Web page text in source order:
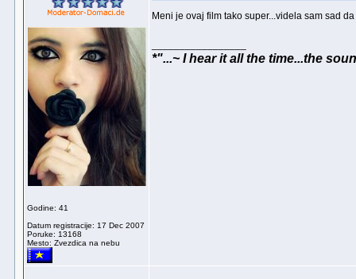
Godine: 41
Datum registracije: 17 Dec 2007
Poruke: 13168
Mesto: Zvezdica na nebu
Meni je ovaj film tako super...videla sam sad
*"...~ I hear it all the time...the